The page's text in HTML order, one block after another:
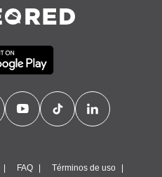
FAQ Términos de uso